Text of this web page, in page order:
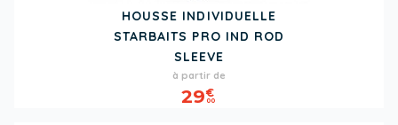
HOUSSE INDIVIDUELLE
STARBAITS PRO IND ROD
SLEEVE
Prix
à partir de
29€
00